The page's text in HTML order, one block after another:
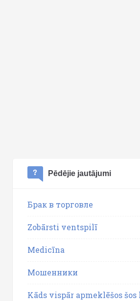
Pēdējie jautājumi
Брак в торговле
Zobārsti ventspilī
Medicīna
Мошенники
Kāds vispār apmeklēšos